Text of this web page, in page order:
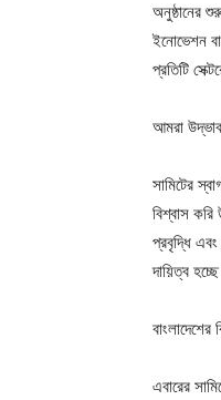
অনুষ্ঠানের
ইনোভেশন
প্রতিটি
আমরা
সামিটের
বিশ্বাস
প্রবৃদ্ধি
দায়িত্ব
এবারের